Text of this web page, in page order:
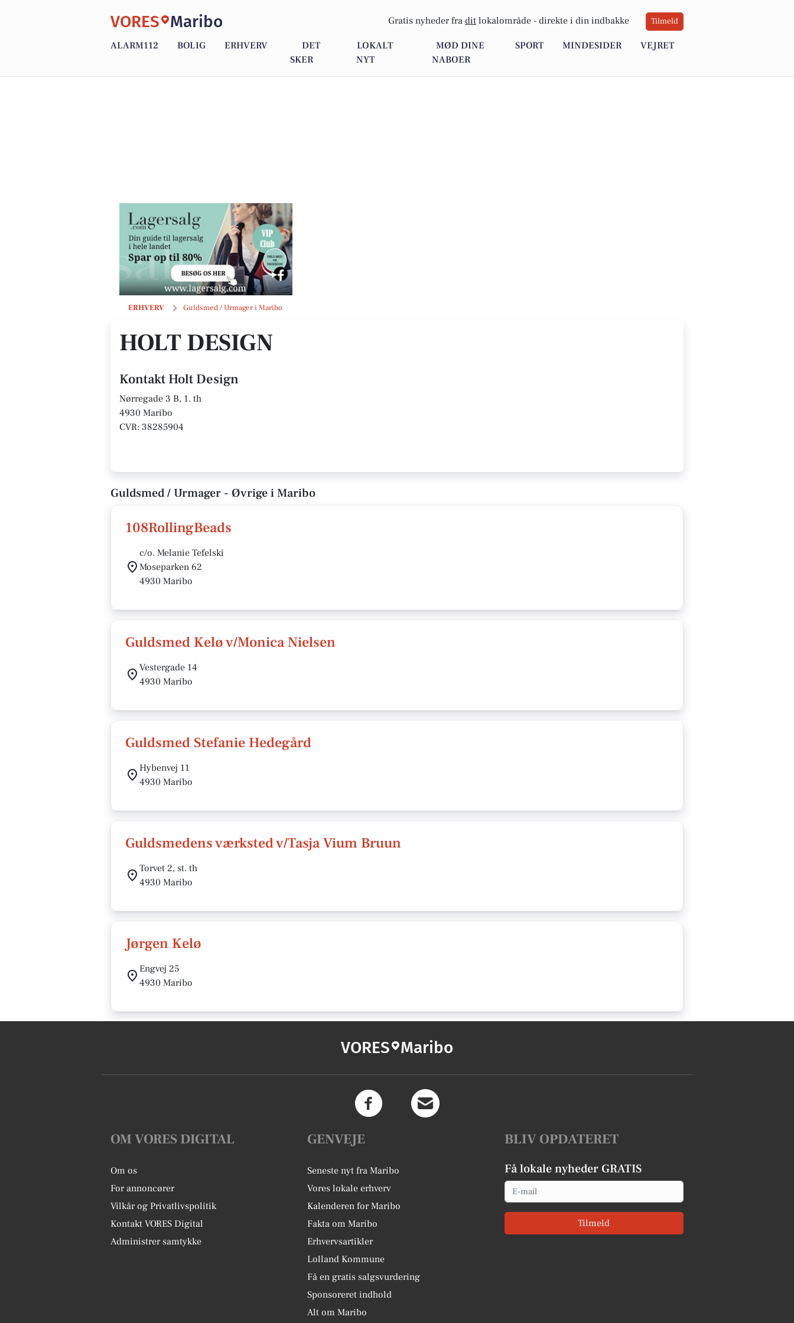
VORES Maribo Gratis nyheder fra dit lokalområde - direkte i din indbakke Tilmeld
ALARM112 BOLIG ERHVERV
DET
SKER
LOKALT
NYT
MØD DINE
NABOER
SPORT MINDESIDER VEJRET
ERHVERV Guldsmed / Urmager i Maribo
Holt Design
HOLT DESIGN
Kontakt Holt Design
Nørregade 3 B, 1. th
4930 Maribo
CVR: 38285904
Guldsmed / Urmager - Øvrige i Maribo
108RollingBeads
c/o. Melanie Tefelski
Moseparken 62
4930 Maribo
Guldsmed Kelø v/Monica Nielsen
Vestergade 14
4930 Maribo
Guldsmed Stefanie Hedegård
Hybenvej 11
4930 Maribo
Guldsmedens værksted v/Tasja Vium Bruun
Torvet 2, st. th
4930 Maribo
Jørgen Kelø
Engvej 25
4930 Maribo
VORES Maribo
OM VORES DIGITAL
Om os
For annoncører
Vilkår og Privatlivspolitik
Kontakt VORES Digital
Administrer samtykke
GENVEJE
Seneste nyt fra Maribo
Vores lokale erhverv
Kalenderen for Maribo
Fakta om Maribo
Erhvervsartikler
Lolland Kommune
Få en gratis salgsvurdering
Sponsoreret indhold
Alt om Maribo
BLIV OPDATERET
Få lokale nyheder GRATIS
Email
Tilmeld